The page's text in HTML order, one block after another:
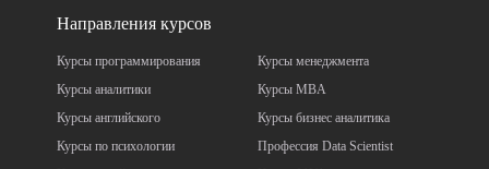
Направления курсов
Курсы программирования
Курсы аналитики
Курсы английского
Курсы по психологии
Курсы менеджмента
Курсы MBA
Курсы бизнес аналитика
Профессия Data Scientist